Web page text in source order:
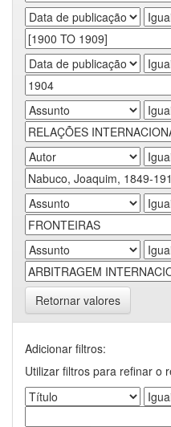
Retornar valores
Adicionar filtros:
Utilizar filtros para refinar o